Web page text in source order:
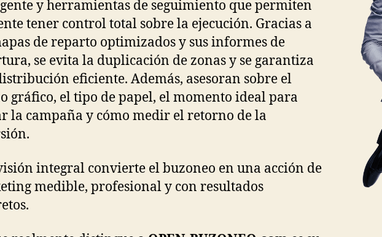
y herramientas de seguimiento que permiten
tener control total sobre la ejecución. Gracias a
de reparto optimizados y sus informes de
se evita la duplicación de zonas y se garantiza
eficiente. Además, asesoran sobre el
gráfico, el tipo de papel, el momento ideal para
la campaña y cómo medir el retorno de la
integral convierte el buzoneo en una acción de
medible, profesional y con resultados